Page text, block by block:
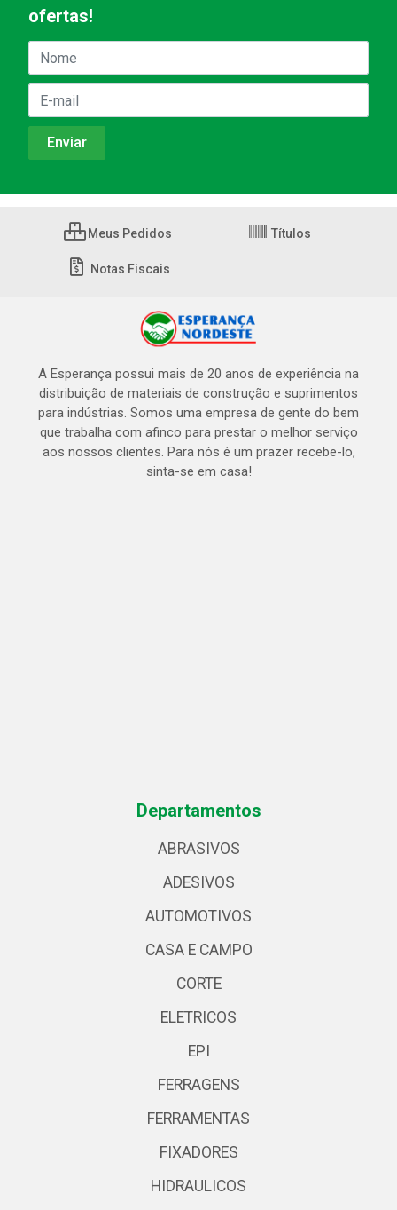
ofertas!
Meus Pedidos Títulos
Notas Fiscais
A Esperança possui mais de 20 anos de experiência na
distribuição de materiais de construção e suprimentos
para indústrias. Somos uma empresa de gente do bem
que trabalha com afinco para prestar o melhor serviço
aos nossos clientes. Para nós é um prazer recebe-lo,
sinta-se em casa!
Departamentos
ABRASIVOS
ADESIVOS
AUTOMOTIVOS
CASA E CAMPO
CORTE
ELETRICOS
EPI
FERRAGENS
FERRAMENTAS
FIXADORES
HIDRAULICOS